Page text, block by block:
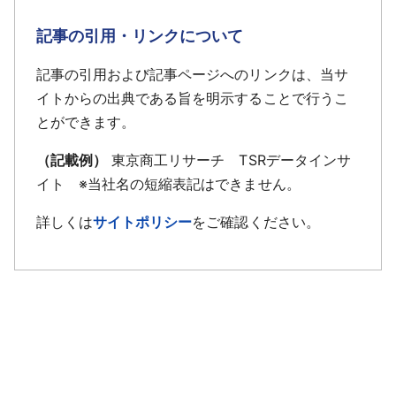
記事の引用・リンクについて
記事の引用および記事ページへのリンクは、当サ
イトからの出典である旨を明示することで行うこ
とができます。
（記載例）
東京商工リサーチ TSRデータインサ
イト ※当社名の短縮表記はできません。
詳しくはサイトポリシーをご確認ください。